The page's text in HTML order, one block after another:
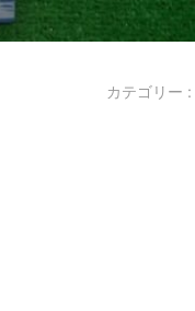
カテゴリー :